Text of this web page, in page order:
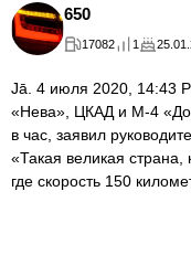
650
17082 1
Jā. 4 июля 2020, 14:43
«Нева», ЦКАД и М-4
в час, заявил
«Такая великая страна,
где скорость 150